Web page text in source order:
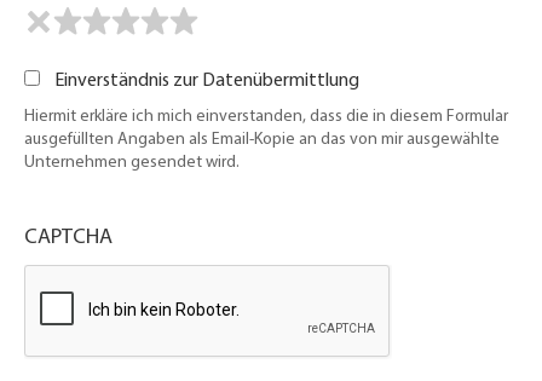
Einverständnis zur Datenübermittlung
Hiermit erkläre ich mich einverstanden, dass die in diesem Formular
ausgefüllten Angaben als Email-Kopie an das von mir ausgewählte
Unternehmen gesendet wird.
CAPTCHA